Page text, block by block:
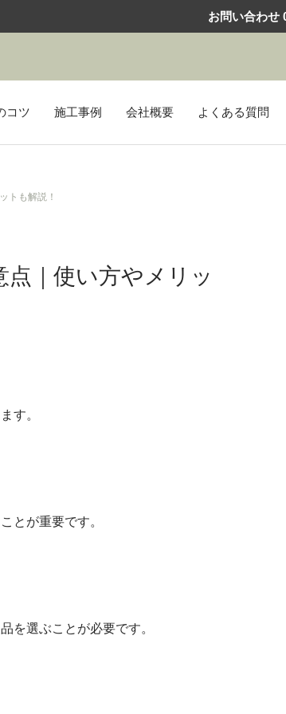
お問い合わせ
コツ 施工事例 会社概要 よくある質問
トも解説！
｜使い方やメリッ
す。
とが重要です。
を選ぶことが必要です。